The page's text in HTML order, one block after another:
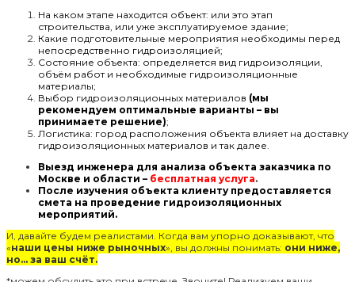
На каком этапе находится объект: или это этап
строительства, или уже эксплуатируемое здание;
Какие подготовительные мероприятия необходимы перед
непосредственно гидроизоляцией;
Состояние объекта: определяется вид гидроизоляции,
объём работ и необходимые гидроизоляционные
материалы;
Выбор гидроизоляционных материалов (мы
рекомендуем оптимальные варианты – вы
принимаете решение);
Логистика: город расположения объекта влияет на доставку
гидроизоляционных материалов и так далее.
Выезд инженера для анализа объекта заказчика по
Москве и области – бесплатная услуга.
После изучения объекта клиенту предоставляется
смета на проведение гидроизоляционных
мероприятий.
И, давайте будем реалистами. Когда вам упорно доказывают, что
«наши цены ниже рыночных», вы должны понимать: они ниже,
но… за ваш счёт.